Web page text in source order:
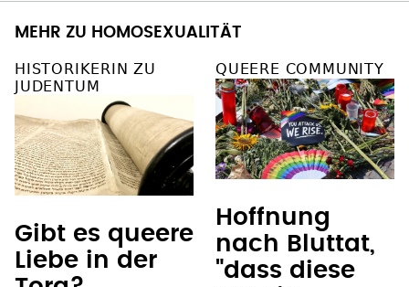
MEHR ZU HOMOSEXUALITÄT
HISTORIKERIN ZU
JUDENTUM
Gibt es queere
Liebe in der
QUEERE COMMUNITY
Hoffnung
nach Bluttat,
"dass diese